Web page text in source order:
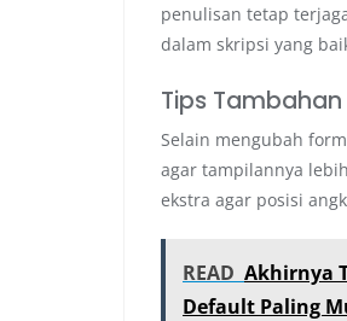
penulisan tetap
dalam skripsi yang
Tips
Selain mengubah
agar tampilannya
ekstra agar posisi
READ Akhirnya
Default Paling